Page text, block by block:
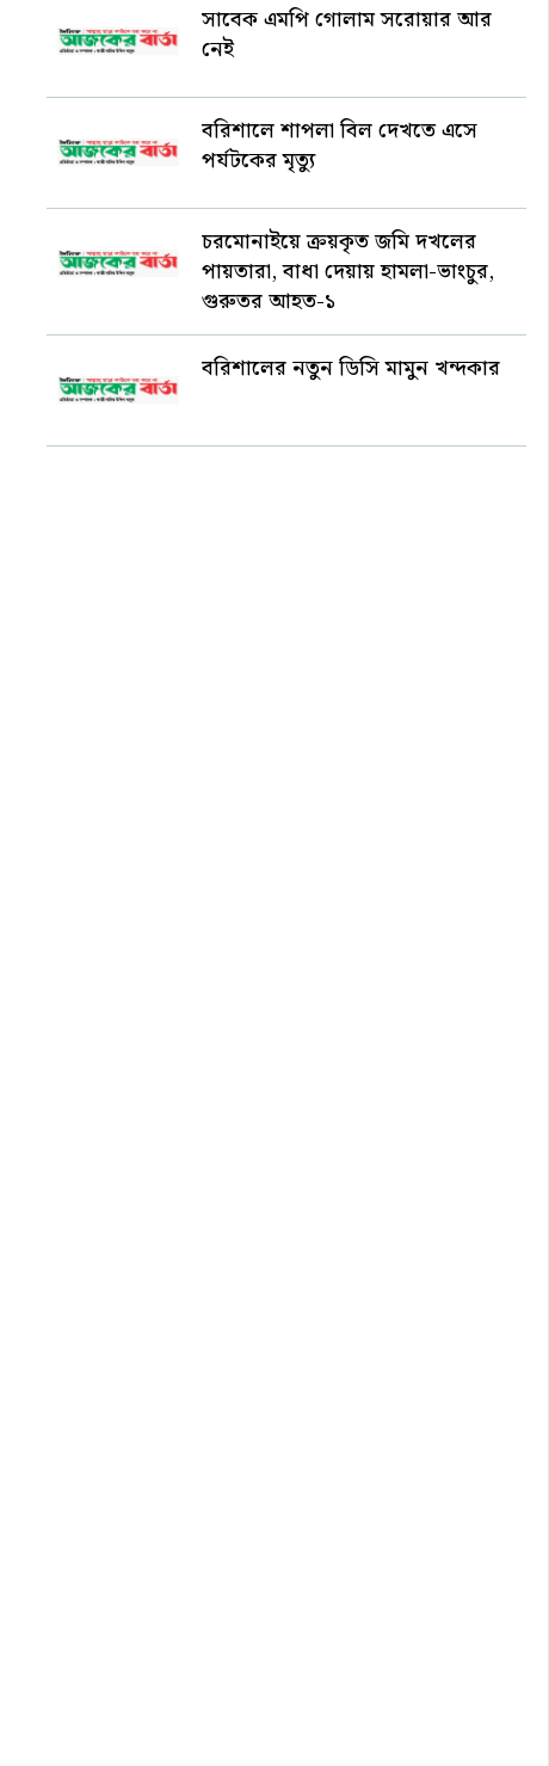
সাবেক এমপি গোলাম সরোয়ার আর
নেই
বরিশালে শাপলা বিল দেখতে এসে
পর্যটকের মৃত্যু
চরমোনাইয়ে ক্রয়কৃত জমি দখলের
পায়তারা, বাধা দেয়ায় হামলা-ভাংচুর,
গুরুতর আহত-১
বরিশালের নতুন ডিসি মামুন খন্দকার